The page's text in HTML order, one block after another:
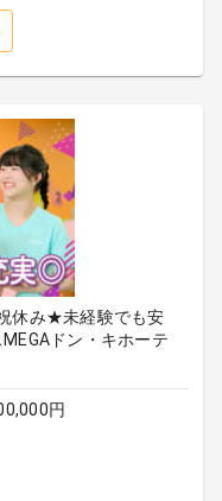
休み★未経験でも安
ドン・キホーテ
円